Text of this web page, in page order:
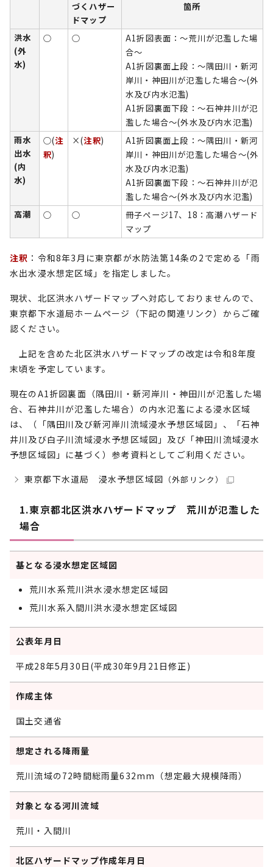
づくハザー
ドマップ
箇所
洪水
(外
水)
○ ○
A1折図表面：～荒川が氾濫した場
合～
A1折図裏面上段：～隅田川・新河
岸川・神田川が氾濫した場合～(外
水及び内水氾濫)
A1折図裏面下段：～石神井川が氾
濫した場合～(外水及び内水氾濫)
雨水
出水
(内
水)
○(注
釈)
×(注釈)
A1折図裏面上段：～隅田川・新河
岸川・神田川が氾濫した場合～(外
水及び内水氾濫)
A1折図裏面下段：～石神井川が氾
濫した場合～(外水及び内水氾濫)
高潮
○ ○
冊子ページ17、18：高潮ハザード
マップ
注釈 ：令和8年3月に東京都が水防法第14条の2で定める「雨
水出水浸水想定区域」を指定しました。
現状、北区洪水ハザードマップへ対応しておりませんので、
東京都下水道局ホームページ（下記の関連リンク）からご確
認ください。
上記を含めた北区洪水ハザードマップの改定は令和8年度
末頃を予定しています。
現在のA1折図裏面（隅田川・新河岸川・神田川が氾濫した場
合、石神井川が氾濫した場合）の内水氾濫による浸水区域
は、（「隅田川及び新河岸川流域浸水予想区域図」、「石神
井川及び白子川流域浸水予想区域図」及び「神田川流域浸水
予想区域図」に基づく）参考資料としてご利用ください。
東京都下水道局 浸水予想区域図 （外部リンク）
1.東京都北区洪水ハザードマップ 荒川が氾濫した
場合
基となる浸水想定区域図
荒川水系荒川洪水浸水想定区域図
荒川水系入間川洪水浸水想定区域図
公表年月日
平成28年5月30日(平成30年9月21日修正)
作成主体
国土交通省
想定される降雨量
荒川流域の72時間総雨量632mm（想定最大規模降雨）
対象となる河川流域
荒川・入間川
北区ハザードマップ作成年月日